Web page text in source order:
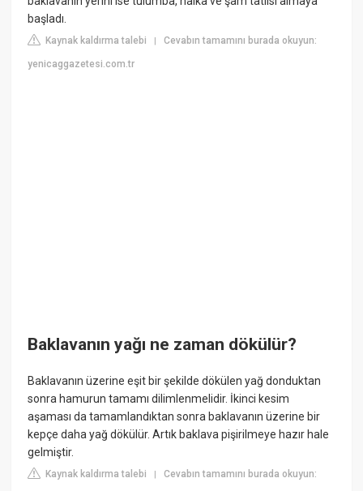
başladı.
Kaynak kaldırma talebi |Cevabın tamamını burada okuyun:
yenicaggazetesi.com.tr
Baklavanın yağı ne zaman dökülür?
Baklavanın üzerine eşit bir şekilde dökülen yağ donduktan
sonra hamurun tamamı dilimlenmelidir. İkinci kesim
aşaması da tamamlandıktan sonra baklavanın üzerine bir
kepçe daha yağ dökülür. Artık baklava pişirilmeye hazır hale
gelmiştir.
Kaynak kaldırma talebi |Cevabın tamamını burada okuyun: